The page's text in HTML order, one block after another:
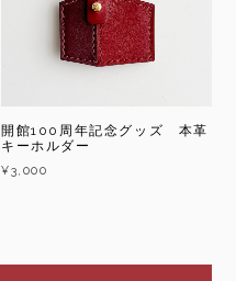
開館100周年記念グッズ 本革
キーホルダー
¥3,000